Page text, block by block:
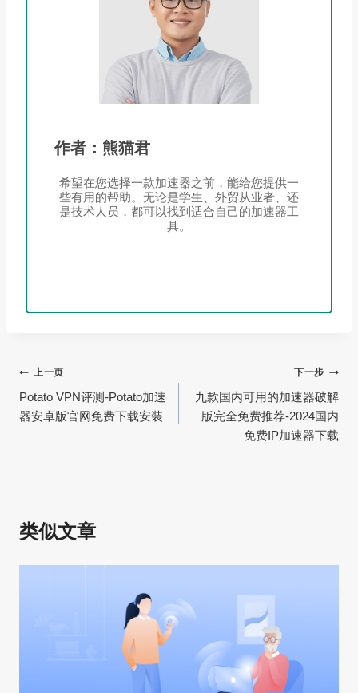
作者：熊猫君
希望在您选择一款加速器之前，能给您提供一
些有用的帮助。无论是学生、外贸从业者、还
是技术人员，都可以找到适合自己的加速器工
具。
文
章
上一页
Potato VPN评测-Potato加速
器安卓版官网免费下载安装
下一步
九款国内可用的加速器破解
版完全免费推荐-2024国内
免费IP加速器下载
类似文章